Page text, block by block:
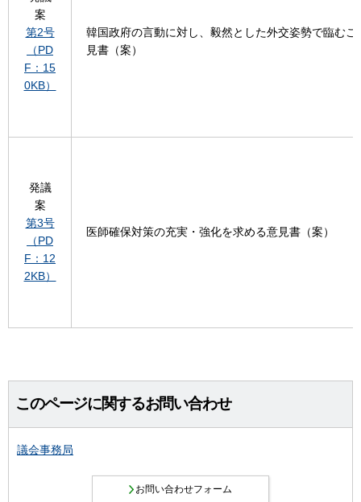
案
第2号
（PD
F：15
0KB）
韓国政府の言動に対し、毅然とした外交姿勢で臨むこ
見書（案）
発議
案
第3号
（PD
F：12
2KB）
医師確保対策の充実・強化を求める意見書（案）
このページに関するお問い合わせ
議会事務局